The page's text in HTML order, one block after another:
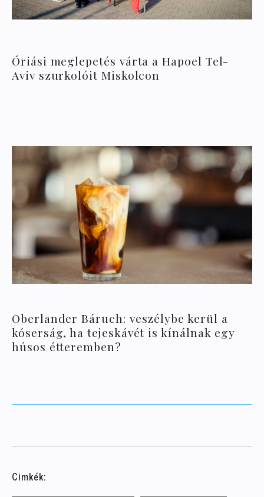
Óriási meglepetés várta a Hapoel Tel-
Aviv szurkolóit Miskolcon
Oberlander Báruch: veszélybe kerül a
kóserság, ha tejeskávét is kínálnak egy
húsos étteremben?
Cimkék: